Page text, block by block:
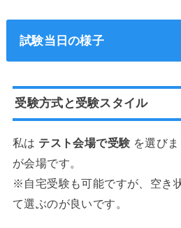
試験当日の様子
受験方式と受験スタイル
私は テスト会場で受験 を選び
が会場です。
※自宅受験も可能ですが、空き
て選ぶのが良いです。